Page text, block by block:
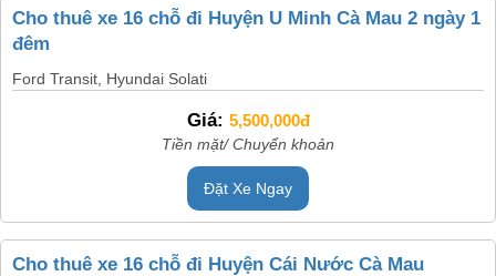
Cho thuê xe 16 chỗ đi Huyện U Minh Cà Mau 2 ngày 1
đêm
Ford Transit, Hyundai Solati
Giá: 5,500,000đ
Tiền mặt/ Chuyển khoản
Đặt Xe Ngay
Cho thuê xe 16 chỗ đi Huyện Cái Nước Cà Mau